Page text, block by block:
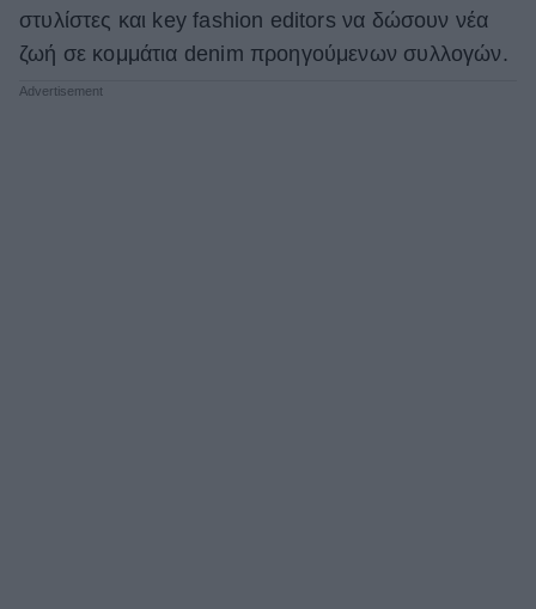
στυλίστες και key fashion editors να δώσουν νέα
ζωή σε κομμάτια denim προηγούμενων συλλογών.